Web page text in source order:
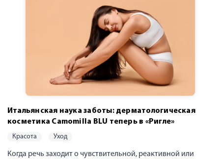
Итальянская наука заботы: дерматологическая
косметика Camomilla BLU теперь в «Ригле»
красота уход
Когда речь заходит о чувствительной, реактивной или